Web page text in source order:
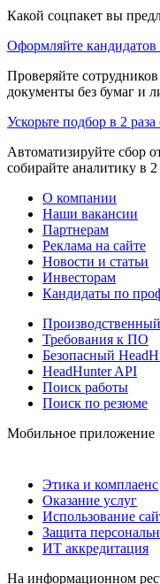
Какой соцпакет вы
Оформляйте кандидатов
Проверяйте
документы без бумаг и
Ускорьте подбор в 2
Автоматизируйте сбор
собирайте аналитику в
О компании
Наши вакансии
Партнерам
Реклама на сайте
Новости и статьи
Инвесторам
Кандидаты по
Требования к ПО
Безопасный
HeadHunter API
Поиск работы
Поиск по резюме
Мобильное приложение
Этика и комплаенс
Оказание услуг
Использование
Защита
ИТ аккредитация
На информационном